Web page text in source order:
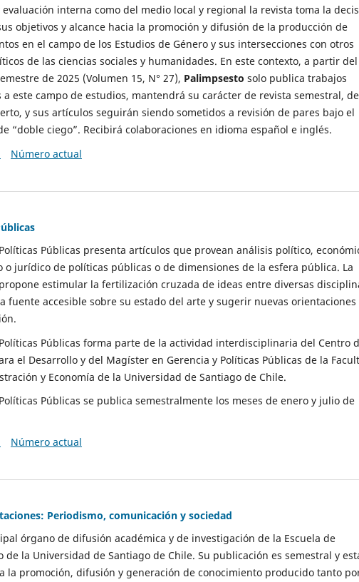
interna como del medio local y regional la revista toma la
objetivos y alcance hacia la promoción y difusión de la producción de
en el campo de los Estudios de Género y sus intersecciones con otros
de las ciencias sociales y humanidades. En este contexto, a partir del
de 2025 (Volumen 15, N° 27), Palimpsesto solo publica trabajos
a este campo de estudios, mantendrá su carácter de revista semestral, de
y sus artículos seguirán siendo sometidos a revisión de pares bajo el
“doble ciego”. Recibirá colaboraciones en idioma español e inglés.
Número actual
Públicas presenta artículos que provean análisis político,
o jurídico de políticas públicas o de dimensiones de la esfera pública. La
estimular la fertilización cruzada de ideas entre diversas
fuente accesible sobre su estado del arte y sugerir nuevas orientaciones
Públicas forma parte de la actividad interdisciplinaria del Centro
el Desarrollo y del Magíster en Gerencia y Políticas Públicas de la
y Economía de la Universidad de Santiago de Chile.
Públicas se publica semestralmente los meses de enero y julio de
Número actual
Periodismo, comunicación y sociedad
órgano de difusión académica y de investigación de la Escuela de
de la Universidad de Santiago de Chile. Su publicación es semestral y
la promoción, difusión y generación de conocimiento producido tanto